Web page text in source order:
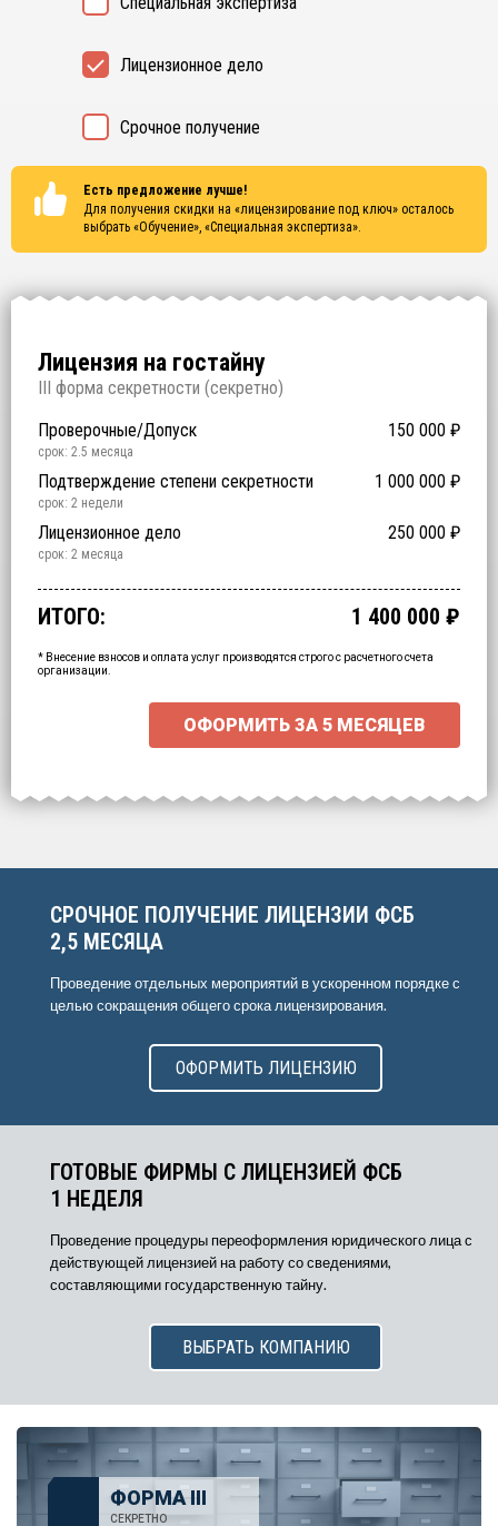
Лицензионное дело
Срочное получение
Есть предложение лучше!
Для получения скидки на «лицензирование под ключ» осталось
выбрать «Обучение», «Специальная экспертиза».
Лицензия на гостайну
III форма секретности (секретно)
Проверочные/Допуск
150 000 ₽
срок: 2.5 месяца
Подтверждение степени секретности 1 000 000 ₽
срок: 2 недели
Обучение 60 000 ₽
срок: 2 недели
Специальная экспертиза 200 000 ₽
срок: 2 недели
Лицензионное дело 250 000 ₽
срок: 2 месяца
Срочное получение 700 000 ₽
Промежуточный итог:
15000 ₽
Ваша персональна скидка
-15000
ИТОГО: 1 400 000 ₽
* Внесение взносов и оплата услуг производятся строго с расчетного счета
организации.
ОФОРМИТЬ ЗА 5 МЕСЯЦЕВ
СРОЧНОЕ ПОЛУЧЕНИЕ ЛИЦЕНЗИИ ФСБ
2,5 МЕСЯЦА
Проведение отдельных мероприятий в ускоренном порядке с
целью сокращения общего срока лицензирования.
ОФОРМИТЬ ЛИЦЕНЗИЮ
ГОТОВЫЕ ФИРМЫ С ЛИЦЕНЗИЕЙ ФСБ
1 НЕДЕЛЯ
Проведение процедуры переоформления юридического лица с
действующей лицензией на работу со сведениями,
составляющими государственную тайну.
ВЫБРАТЬ КОМПАНИЮ
ФОРМА III
СЕКРЕТНО